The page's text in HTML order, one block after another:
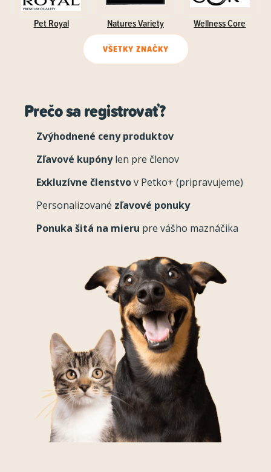
Pet Royal Natures Variety Wellness Core
VŠETKY ZNAČKY
Prečo sa registrovať?
Zvýhodnené ceny produktov
Zľavové kupónylen pre členov
Exkluzívne členstvov Petko+ (pripravujeme)
Personalizované zľavové ponuky
Ponuka šitá na mieru pre vášho maznáčika